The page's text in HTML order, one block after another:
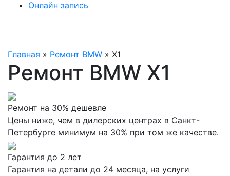
Онлайн запись
Главная » Ремонт BMW » X1
Ремонт BMW X1
Ремонт на 30% дешевле
Цены ниже, чем в дилерских центрах в Санкт-
Петербурге минимум на 30% при том же качестве.
Гарантия до 2 лет
Гарантия на детали до 24 месяца, на услуги